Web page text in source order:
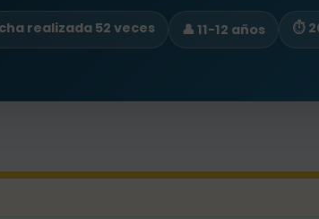
realizada 52 veces 👤 11-12 años ⏱